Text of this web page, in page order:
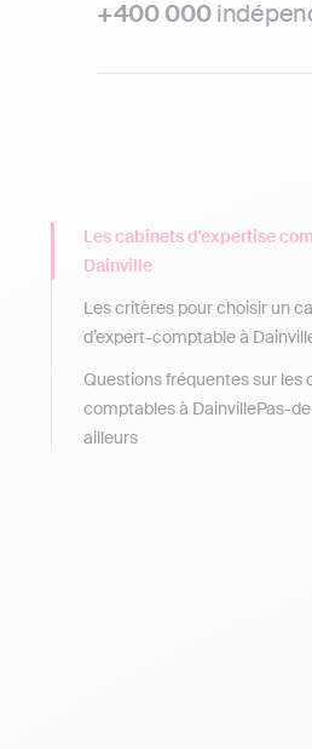
+400 000
Les cabinets d'expertise
Dainville
Les critères pour choisir un
d’expert-comptable à
Questions fréquentes sur les
comptables à DainvillePas-
ailleurs